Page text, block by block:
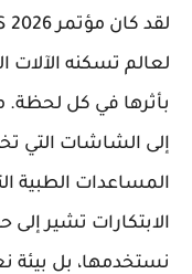
لقد كان مؤتمر 2026
لعالم تسكنه الآلات
بأثرها في كل لحظة.
إلى الشاشات التي
المساعدات الطبية
الابتكارات تشير إلى
نستخدمها، بل بيئة